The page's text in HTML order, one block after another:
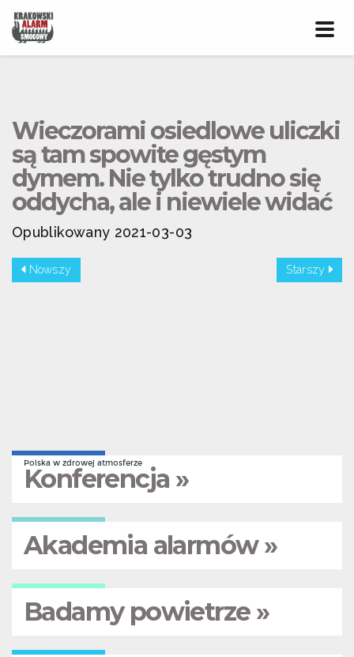
Wieczorami osiedlowe uliczki
są tam spowite gęstym
dymem. Nie tylko trudno się
oddycha, ale i niewiele widać
Opublikowany 2021-03-03
Nowszy Starszy
Polska w zdrowej atmosferze
Konferencja »
Akademia alarmów »
Badamy powietrze »